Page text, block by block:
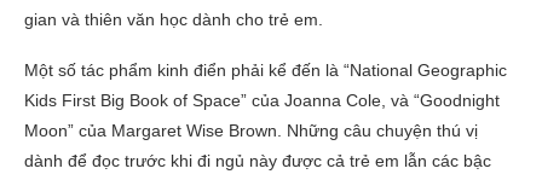
gian và thiên văn học dành cho trẻ em.
Một số tác phẩm kinh điển phải kể đến là “National Geographic
Kids First Big Book of Space” của Joanna Cole, và “Goodnight
Moon” của Margaret Wise Brown. Những câu chuyện thú vị
dành để đọc trước khi đi ngủ này được cả trẻ em lẫn các bậc